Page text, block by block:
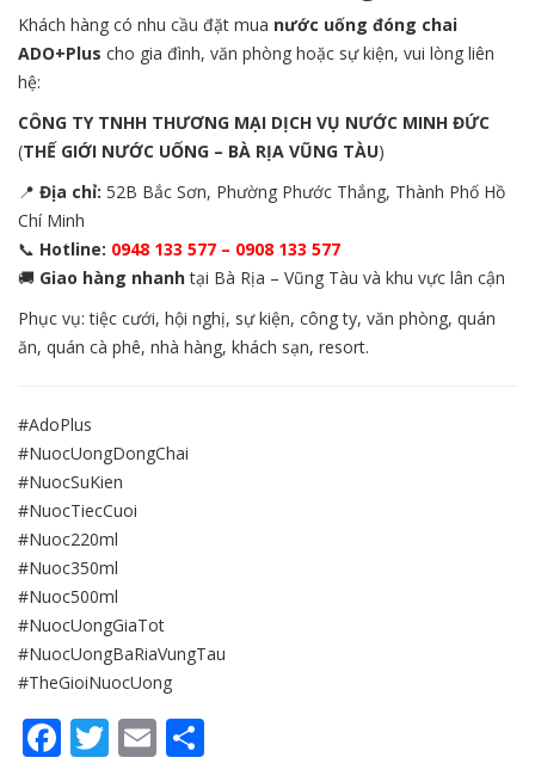
Khách hàng có nhu cầu đặt mua nước uống đóng chai
ADO+Plus cho gia đình, văn phòng hoặc sự kiện, vui lòng liên
hệ:
CÔNG TY TNHH THƯƠNG MẠI DỊCH VỤ NƯỚC MINH ĐỨC
(THẾ GIỚI NƯỚC UỐNG – BÀ RỊA VŨNG TÀU)
📍 Địa chỉ: 52B Bắc Sơn, Phường Phước Thắng, Thành Phố Hồ
Chí Minh
📞 Hotline: 0948 133 577 – 0908 133 577
🚚 Giao hàng nhanhtại Bà Rịa – Vũng Tàu và khu vực lân cận
Phục vụ: tiệc cưới, hội nghị, sự kiện, công ty, văn phòng, quán
ăn, quán cà phê, nhà hàng, khách sạn, resort.
#AdoPlus
#NuocUongDongChai
#NuocSuKien
#NuocTiecCuoi
#Nuoc220ml
#Nuoc350ml
#Nuoc500ml
#NuocUongGiaTot
#NuocUongBaRiaVungTau
#TheGioiNuocUong
Facebook
Twitter
Email